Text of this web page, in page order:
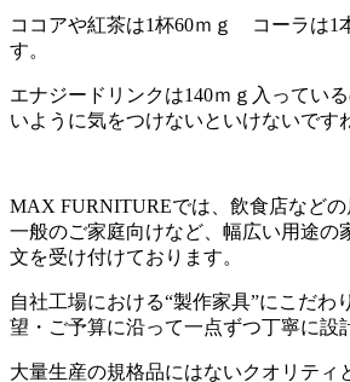
ココアや紅茶は1杯60ｍｇ コーラは1
す。
エナジードリンクは140ｍｇ入ってい
いように気をつけないといけないです
MAX FURNITUREでは、飲食店などの
一般のご家庭向けなど、幅広い用途の
文を受け付けております。
自社工場における“製作家具”にこだわ
望・ご予算に沿って一点ずつ丁寧に設
大量生産の規格品にはないクオリティ